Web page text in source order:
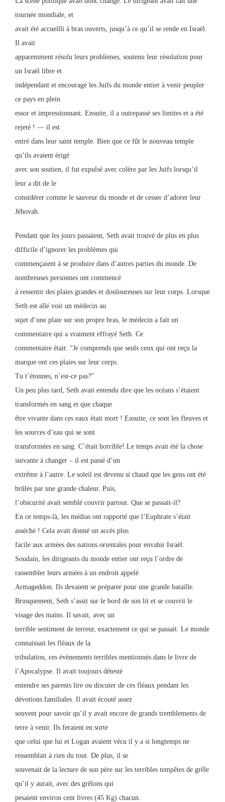
tournée mondiale, et
avait été accueilli à bras ouverts, jusqu’à ce qu’il se rende en Israël.
Il avait
apparemment résolu leurs problèmes, soutenu leur résolution pour
un Israël libre et
indépendant et encouragé les Juifs du monde entier à venir peupler
ce pays en plein
essor et impressionnant. Ensuite, il a outrepassé ses limites et a été
rejeté ! — il est
entré dans leur saint temple. Bien que ce fût le nouveau temple
qu’ils avaient érigé
avec son soutien, il fut expulsé avec colère par les Juifs lorsqu’il
leur a dit de le
considérer comme le sauveur du monde et de cesser d’adorer leur
Jéhovah.
Pendant que les jours passaient, Seth avait trouvé de plus en plus
difficile d’ignorer les problèmes qui
commençaient à se produire dans d’autres parties du monde. De
nombreuses personnes ont commencé
à ressentir des plaies grandes et douloureuses sur leur corps. Lorsque
Seth est allé voir un médecin au
sujet d’une plaie sur son propre bras, le médecin a fait un
commentaire qui a vraiment effrayé Seth. Ce
commentaire était: “Je comprends que seuls ceux qui ont reçu la
marque ont ces plaies sur leur corps.
Tu t’étonnes, n’est-ce pas?”
Un peu plus tard, Seth avait entendu dire que les océans s’étaient
transformés en sang et que chaque
être vivante dans ces eaux était mort ! Ensuite, ce sont les fleuves et
les sources d’eau qui se sont
transformées en sang. C’était horrible! Le temps avait été la chose
suivante à changer – il est passé d’un
extrême à l’autre. Le soleil est devenu si chaud que les gens ont été
brûlés par une grande chaleur. Puis,
l’obscurité avait semblé couvrir partout. Que se passait-il?
En ce temps-là, les médias ont rapporté que l’Euphrate s’était
asséché ! Cela avait donné un accès plus
facile aux armées des nations orientales pour envahir Israël.
Soudain, les dirigeants du monde entier ont reçu l’ordre de
rassembler leurs armées à un endroit appelé
Armageddon. Ils devaient se préparer pour une grande bataille.
Brusquement, Seth s’assit sur le bord de son lit et se couvrit le
visage des mains. Il savait, avec un
terrible sentiment de terreur, exactement ce qui se passait. Le monde
connaissait les fléaux de la
tribulation, ces évènements terribles mentionnés dans le livre de
l’Apocalypse. Il avait toujours détesté
entendre ses parents lire ou discuter de ces fléaux pendant les
dévotions familiales. Il avait écouté assez
souvent pour savoir qu’il y avait encore de grands tremblements de
terre à venir. Ils feraient en sorte
que celui que lui et Logan avaient vécu il y a si longtemps ne
ressemblait à rien du tout. De plus, il se
souvenait de la lecture de son père sur les terribles tempêtes de grêle
qu’il y aurait, avec des grêlons qui
pesaient environ cent livres (45 Kg) chacun.